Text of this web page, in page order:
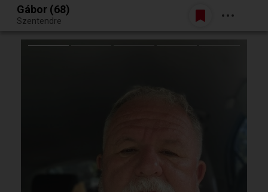
Egy jó randiból bármi lehet.
Belépés
Gábor (68)
Szentendre